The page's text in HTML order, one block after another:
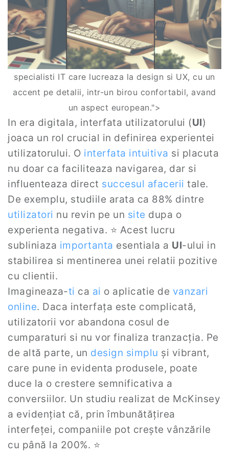
specialisti IT care lucreaza la design si UX, cu un
accent pe detalii, intr-un birou confortabil, avand
un aspect european.">
In era digitala, interfata utilizatorului (UI)
joaca un rol crucial in definirea experientei
utilizatorului. O interfata intuitiva si placuta
nu doar ca faciliteaza navigarea, dar si
influenteaza direct succesul afacerii tale.
De exemplu, studiile arata ca 88% dintre
utilizatori nu revin pe un site dupa o
experienta negativa. ⭐ Acest lucru
subliniaza importanta esentiala a UI-ului in
stabilirea si mentinerea unei relatii pozitive
cu clientii.
Imagineaza-ti ca ai o aplicatie de vanzari
online. Daca interfața este complicată,
utilizatorii vor abandona cosul de
cumparaturi si nu vor finaliza tranzacția. Pe
de altă parte, un design simplu și vibrant,
care pune in evidenta produsele, poate
duce la o crestere semnificativa a
conversiilor. Un studiu realizat de McKinsey
a evidențiat că, prin îmbunătățirea
interfeței, companiile pot crește vânzările
cu până la 200%. ⭐